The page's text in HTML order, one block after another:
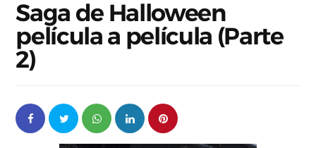
Saga de Halloween
película a película (Parte
2)